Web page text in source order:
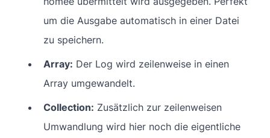
um die Ausgabe automatisch in einer Datei
zu speichern.
Array: Der Log wird zeilenweise in einen
Array umgewandelt.
Collection: Zusätzlich zur zeilenweisen
Umwandlung wird hier noch die eigentliche